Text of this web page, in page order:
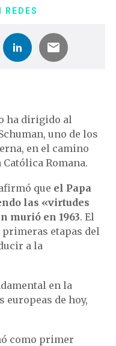
REDES
ha dirigido al
uno de los
en el camino
Romana.
que el Papa
las «virtudes
murió en 1963. El
etapas del
a la
en la
de hoy,
como primer